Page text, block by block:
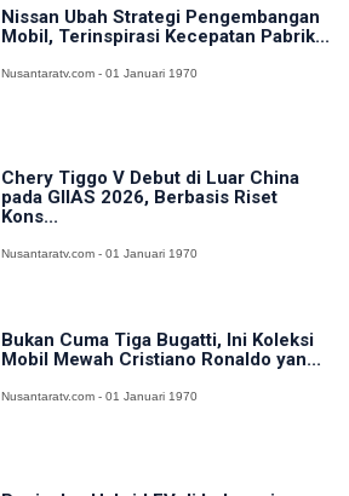
Nissan Ubah Strategi Pengembangan
Mobil, Terinspirasi Kecepatan Pabrik...
Nusantaratv.com - 01 Januari 1970
Chery Tiggo V Debut di Luar China
pada GIIAS 2026, Berbasis Riset
Kons...
Nusantaratv.com - 01 Januari 1970
Bukan Cuma Tiga Bugatti, Ini Koleksi
Mobil Mewah Cristiano Ronaldo yan...
Nusantaratv.com - 01 Januari 1970